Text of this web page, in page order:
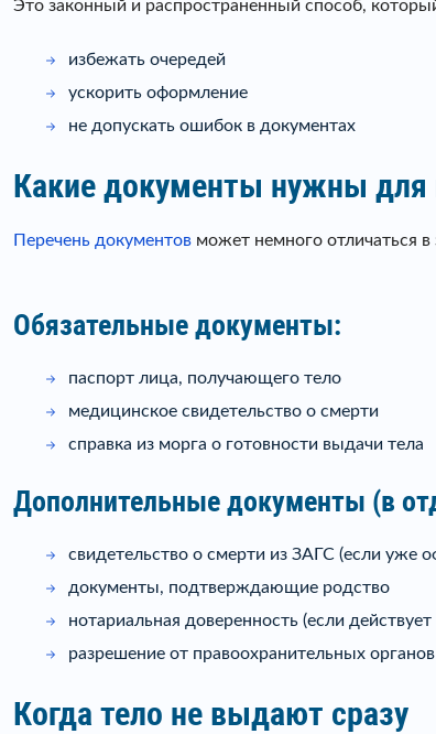
Это законный и распространенный способ,
избежать очередей
ускорить оформление
не допускать ошибок в документах
Какие документы нужны для
Перечень документов может немного отличаться
Обязательные документы:
паспорт лица, получающего тело
медицинское свидетельство о смерти
справка из морга о готовности выдачи тела
Дополнительные документы (в
свидетельство о смерти из ЗАГС (если уже
документы, подтверждающие родство
нотариальная доверенность (если
разрешение от правоохранительных
Когда тело не выдают сразу